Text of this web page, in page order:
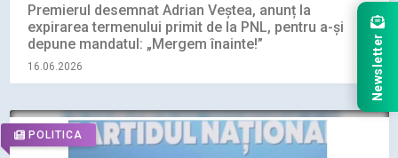
Premierul desemnat Adrian Veștea, anunț la
expirarea termenului primit de la PNL, pentru a-și
depune mandatul: „Mergem înainte!”
16.06.2026
POLITICA
Newsletter